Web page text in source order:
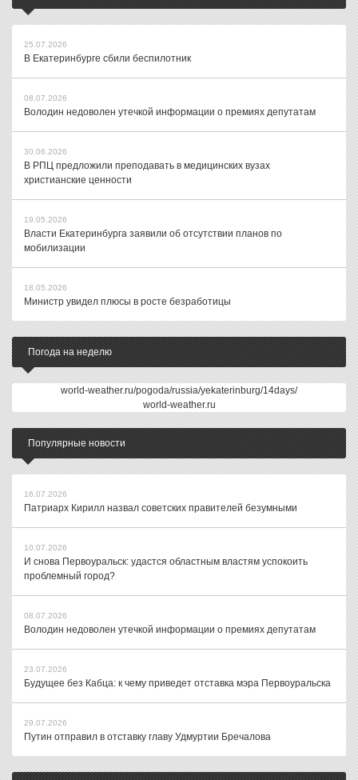
25.07.2026
В Екатеринбурге сбили беспилотник
08.07.2026
Володин недоволен утечкой информации о премиях депутатам
30.06.2026
В РПЦ предложили преподавать в медицинских вузах
христианские ценности
19.05.2026
Власти Екатеринбурга заявили об отсутствии планов по
мобилизации
18.05.2026
Министр увидел плюсы в росте безработицы
Погода на неделю
world-weather.ru/pogoda/russia/yekaterinburg/14days/
world-weather.ru
Популярные новости
16.07.2026
Патриарх Кирилл назвал советских правителей безумными
10.07.2026
И снова Первоуральск: удастся областным властям успокоить
проблемный город?
08.07.2026
Володин недоволен утечкой информации о премиях депутатам
23.07.2026
Будущее без Кабца: к чему приведет отставка мэра Первоуральска
29.07.2026
Путин отправил в отставку главу Удмуртии Бречалова